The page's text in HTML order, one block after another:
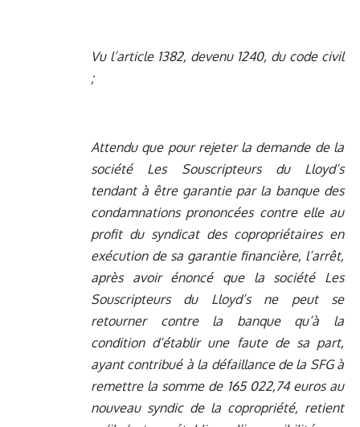
Vu l’article 1382, devenu 1240, du code civil
;
Attendu que pour rejeter la demande de la
société Les Souscripteurs du Lloyd’s
tendant à être garantie par la banque des
condamnations prononcées contre elle au
profit du syndicat des copropriétaires en
exécution de sa garantie financière, l’arrêt,
après avoir énoncé que la société Les
Souscripteurs du Lloyd’s ne peut se
retourner contre la banque qu’à la
condition d’établir une faute de sa part,
ayant contribué à la défaillance de la SFG à
remettre la somme de 165 022,74 euros au
nouveau syndic de la copropriété, retient